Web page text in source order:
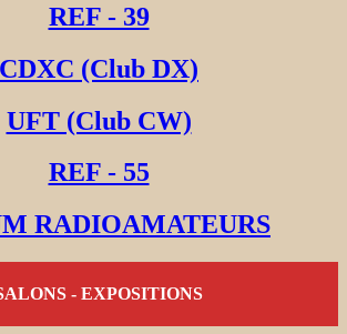
REF - 39
CDXC (Club DX)
UFT (Club CW)
REF - 55
RADIOAMATEURS
- EXPOSITIONS